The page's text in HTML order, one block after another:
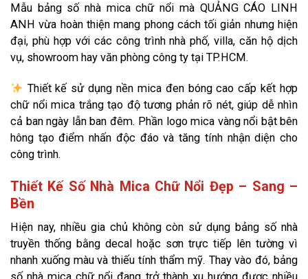
Mẫu bảng số nhà mica chữ nổi mà QUẢNG CÁO LINH
ANH vừa hoàn thiện mang phong cách tối giản nhưng hiện
đại, phù hợp với các công trình nhà phố, villa, căn hộ dịch
vụ, showroom hay văn phòng công ty tại TP.HCM.
Thiết kế sử dụng nền mica đen bóng cao cấp kết hợp
chữ nổi mica trắng tạo độ tương phản rõ nét, giúp dễ nhìn
cả ban ngày lẫn ban đêm. Phần logo mica vàng nổi bật bên
hông tạo điểm nhấn độc đáo và tăng tính nhận diện cho
công trình.
Thiết Kế Số Nhà Mica Chữ Nổi Đẹp – Sang –
Bền
Hiện nay, nhiều gia chủ không còn sử dụng bảng số nhà
truyền thống bằng decal hoặc sơn trực tiếp lên tường vì
nhanh xuống màu và thiếu tính thẩm mỹ. Thay vào đó, bảng
số nhà mica chữ nổi đang trở thành xu hướng được nhiều